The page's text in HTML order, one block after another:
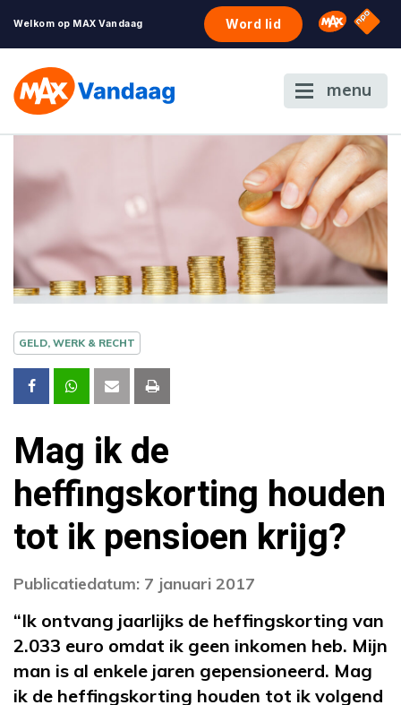
Welkom op MAX Vandaag Word lid Omroep
NPO
menu
GELD, WERK & RECHT
Mag ik de
heffingskorting houden
tot ik pensioen krijg?
Publicatiedatum: 7 januari 2017
“Ik ontvang jaarlijks de heffingskorting van
2.033 euro omdat ik geen inkomen heb. Mijn
man is al enkele jaren gepensioneerd. Mag
ik de heffingskorting houden tot ik volgend